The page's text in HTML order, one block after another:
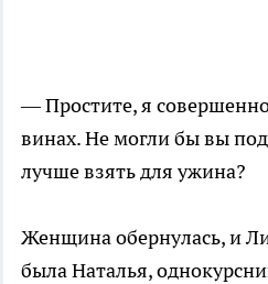
— Простите, я
винах. Не могли бы вы
лучше взять для ужина?
Женщина обернулась, и
была Наталья,